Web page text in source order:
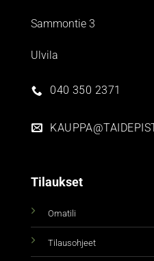
Sammontie 3
Ulvila
040 350 2371
Tilaukset
Omatili
Tilausohjeet